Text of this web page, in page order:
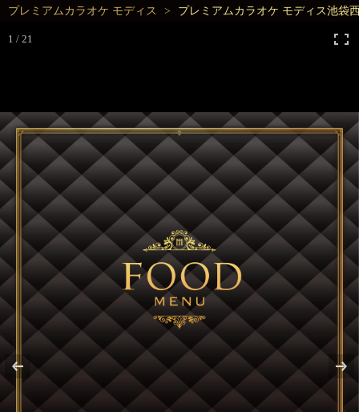
プレミアムカラオケ モディス プレミアムカラオケ モディス池袋
1 / 21